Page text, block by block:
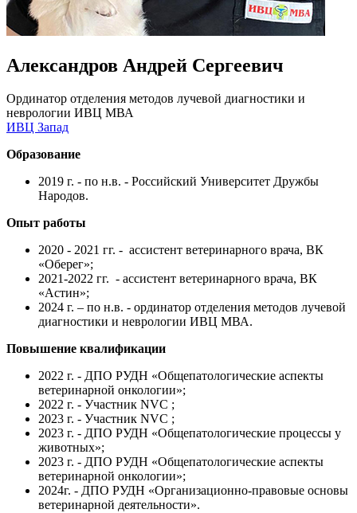
Александров Андрей Сергеевич
Ординатор отделения методов лучевой диагностики и
неврологии ИВЦ МВА
ИВЦ Запад
Образование
2019 г. - по н.в. - Российский Университет Дружбы
Народов.
Опыт работы
2020 - 2021 гг. - ассистент ветеринарного врача, ВК
«Оберег»;
2021-2022 гг. - ассистент ветеринарного врача, ВК
«Астин»;
2024 г. – по н.в. - ординатор отделения методов лучевой
диагностики и неврологии ИВЦ МВА.
Повышение квалификации
2022 г. - ДПО РУДН «Общепатологические аспекты
ветеринарной онкологии»;
2022 г. - Участник NVC ;
2023 г. - Участник NVC ;
2023 г. - ДПО РУДН «Общепатологические процессы у
животных»;
2023 г. - ДПО РУДН «Общепатологические аспекты
ветеринарной онкологии»;
2024г. - ДПО РУДН «Организационно-правовые основы
ветеринарной деятельности».